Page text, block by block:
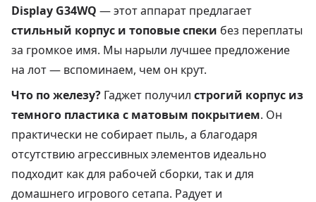
Display G34WQ — этот аппарат предлагает
стильный корпус и топовые спеки без переплаты
за громкое имя. Мы нарыли лучшее предложение
на лот — вспоминаем, чем он крут.
Что по железу? Гаджет получил строгий корпус из
темного пластика с матовым покрытием. Он
практически не собирает пыль, а благодаря
отсутствию агрессивных элементов идеально
подходит как для рабочей сборки, так и для
домашнего игрового сетапа. Радует и